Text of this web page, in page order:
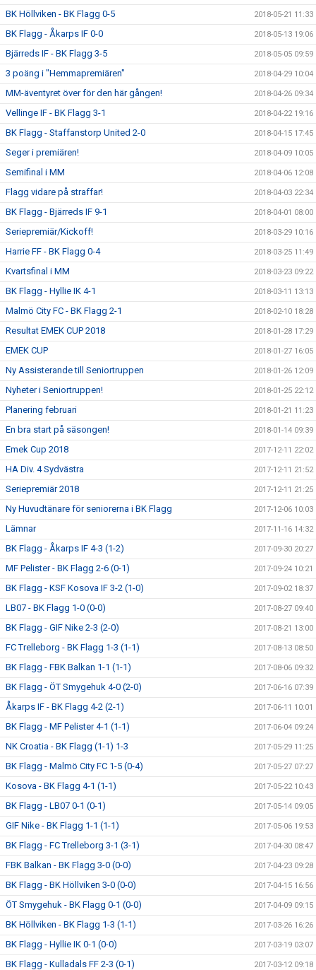
BK Höllviken - BK Flagg 0-5 2018-05-21 11:33
BK Flagg - Åkarps IF 0-0 2018-05-13 19:06
Bjärreds IF - BK Flagg 3-5 2018-05-05 09:59
3 poäng i "Hemmapremiären" 2018-04-29 10:04
MM-äventyret över för den här gången! 2018-04-26 09:34
Vellinge IF - BK Flagg 3-1 2018-04-22 19:16
BK Flagg - Staffanstorp United 2-0 2018-04-15 17:45
Seger i premiären! 2018-04-09 10:05
Semifinal i MM 2018-04-06 12:08
Flagg vidare på straffar! 2018-04-03 22:34
BK Flagg - Bjärreds IF 9-1 2018-04-01 08:00
Seriepremiär/Kickoff! 2018-03-29 10:16
Harrie FF - BK Flagg 0-4 2018-03-25 11:49
Kvartsfinal i MM 2018-03-23 09:22
BK Flagg - Hyllie IK 4-1 2018-03-11 13:13
Malmö City FC - BK Flagg 2-1 2018-02-10 18:28
Resultat EMEK CUP 2018 2018-01-28 17:29
EMEK CUP 2018-01-27 16:05
Ny Assisterande till Seniortruppen 2018-01-26 12:09
Nyheter i Seniortruppen! 2018-01-25 22:12
Planering februari 2018-01-21 11:23
En bra start på säsongen! 2018-01-14 09:39
Emek Cup 2018 2017-12-11 22:02
HA Div. 4 Sydvästra 2017-12-11 21:52
Seriepremiär 2018 2017-12-11 21:25
Ny Huvudtänare för seniorerna i BK Flagg 2017-12-06 10:03
Lämnar 2017-11-16 14:32
BK Flagg - Åkarps IF 4-3 (1-2) 2017-09-30 20:27
MF Pelister - BK Flagg 2-6 (0-1) 2017-09-24 10:21
BK Flagg - KSF Kosova IF 3-2 (1-0) 2017-09-02 18:37
LB07 - BK Flagg 1-0 (0-0) 2017-08-27 09:40
BK Flagg - GIF Nike 2-3 (2-0) 2017-08-21 13:00
FC Trelleborg - BK Flagg 1-3 (1-1) 2017-08-13 08:50
BK Flagg - FBK Balkan 1-1 (1-1) 2017-08-06 09:32
BK Flagg - ÖT Smygehuk 4-0 (2-0) 2017-06-16 07:39
Åkarps IF - BK Flagg 4-2 (2-1) 2017-06-11 10:01
BK Flagg - MF Pelister 4-1 (1-1) 2017-06-04 09:24
NK Croatia - BK Flagg (1-1) 1-3 2017-05-29 11:25
BK Flagg - Malmö City FC 1-5 (0-4) 2017-05-27 07:27
Kosova - BK Flagg 4-1 (1-1) 2017-05-22 10:43
BK Flagg - LB07 0-1 (0-1) 2017-05-14 09:05
GIF Nike - BK Flagg 1-1 (1-1) 2017-05-06 19:53
BK Flagg - FC Trelleborg 3-1 (3-1) 2017-04-30 08:47
FBK Balkan - BK Flagg 3-0 (0-0) 2017-04-23 09:28
BK Flagg - BK Höllviken 3-0 (0-0) 2017-04-15 16:56
ÖT Smygehuk - BK Flagg 0-1 (0-0) 2017-04-09 09:15
BK Höllviken - BK Flagg 1-3 (1-1) 2017-03-26 16:26
BK Flagg - Hyllie IK 0-1 (0-0) 2017-03-19 03:07
BK Flagg - Kulladals FF 2-3 (0-1) 2017-03-12 09:18